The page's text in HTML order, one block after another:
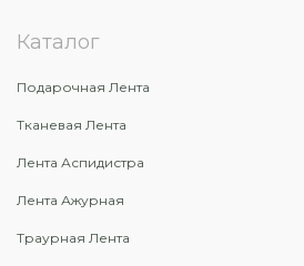
Каталог
Подарочная Лента
Тканевая Лента
Лента Аспидистра
Лента Ажурная
Траурная Лента